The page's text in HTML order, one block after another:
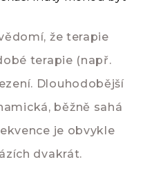
že terapie
terapie (např.
Dlouhodobější
běžně sahá
je obvykle
dvakrát.